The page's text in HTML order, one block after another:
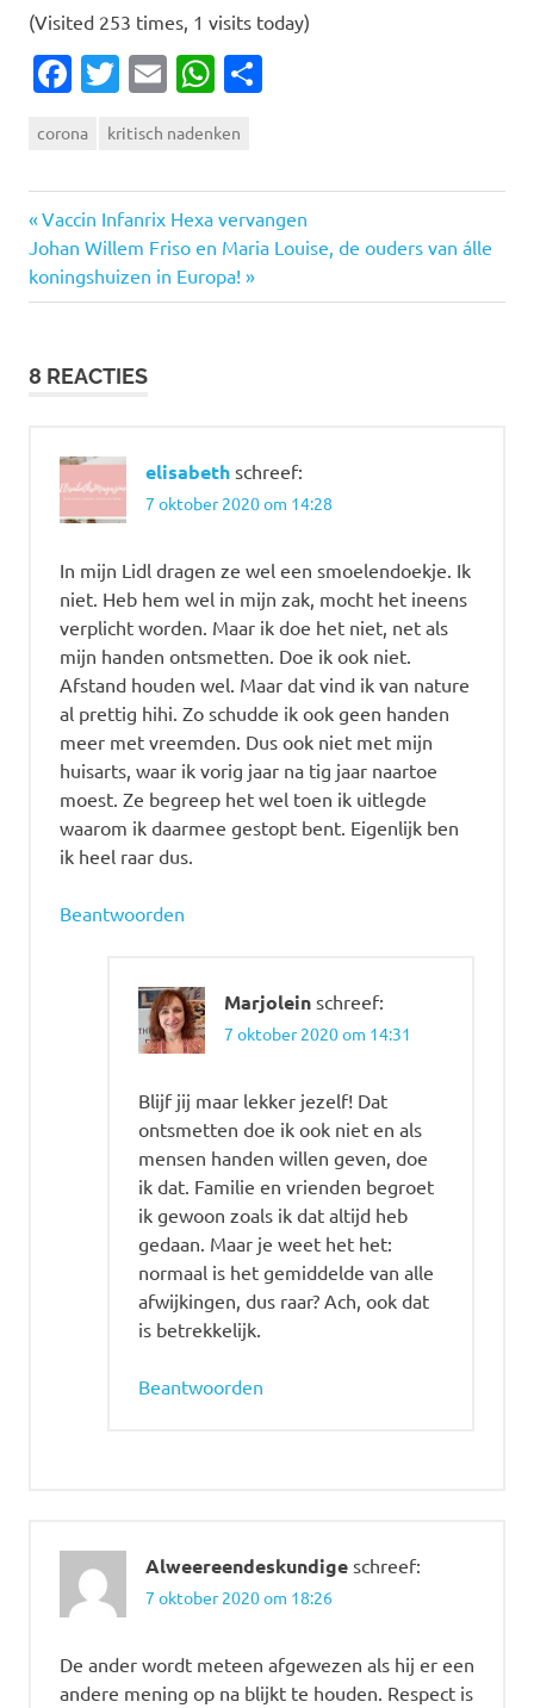
(Visited 253 times, 1 visits today)
Facebook
Twitter
EmailWhatsApp
corona kritisch nadenken
Bericht
navigatie
Vorige
bericht:
Vaccin Infanrix Hexa vervangen
Volgende
bericht:
Johan Willem Friso en Maria Louise, de ouders van álle
koningshuizen in Europa!
8 REACTIES
elisabeth schreef:
7 oktober 2020 om 14:28
In mijn Lidl dragen ze wel een smoelendoekje. Ik
niet. Heb hem wel in mijn zak, mocht het ineens
verplicht worden. Maar ik doe het niet, net als
mijn handen ontsmetten. Doe ik ook niet.
Afstand houden wel. Maar dat vind ik van nature
al prettig hihi. Zo schudde ik ook geen handen
meer met vreemden. Dus ook niet met mijn
huisarts, waar ik vorig jaar na tig jaar naartoe
moest. Ze begreep het wel toen ik uitlegde
waarom ik daarmee gestopt bent. Eigenlijk ben
ik heel raar dus.
Beantwoorden
Marjolein schreef:
7 oktober 2020 om 14:31
Blijf jij maar lekker jezelf! Dat
ontsmetten doe ik ook niet en als
mensen handen willen geven, doe
ik dat. Familie en vrienden begroet
ik gewoon zoals ik dat altijd heb
gedaan. Maar je weet het het:
normaal is het gemiddelde van alle
afwijkingen, dus raar? Ach, ook dat
is betrekkelijk.
Beantwoorden
Alweereendeskundige schreef:
7 oktober 2020 om 18:26
De ander wordt meteen afgewezen als hij er een
andere mening op na blijkt te houden. Respect is